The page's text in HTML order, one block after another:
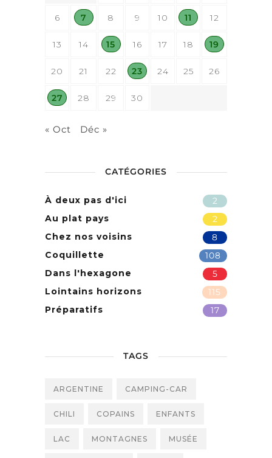
6 7 8 9 10 11 12
13 14 15 16 17 18 19
20 21 22 23 24 25 26
27 28 29 30
« Oct Déc »
CATÉGORIES
2
À deux pas d'ici
2
Au plat pays
8
Chez nos voisins
108
Coquillette
5
Dans l'hexagone
115
Lointains horizons
17
Préparatifs
TAGS
ARGENTINE CAMPING-CAR
CHILI COPAINS ENFANTS
LAC MONTAGNES MUSÉE